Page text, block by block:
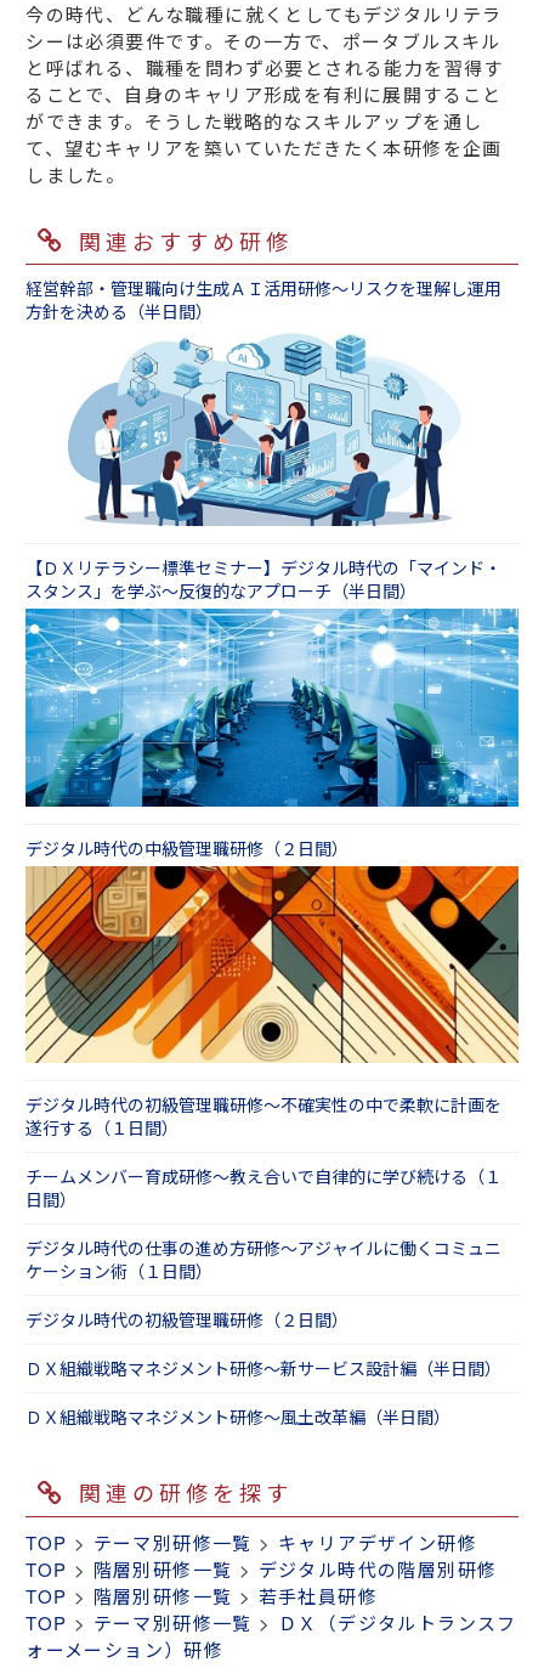
今の時代、どんな職種に就くとしてもデジタルリテラ
シーは必須要件です。その一方で、ポータブルスキル
と呼ばれる、職種を問わず必要とされる能力を習得す
ることで、自身のキャリア形成を有利に展開すること
ができます。そうした戦略的なスキルアップを通し
て、望むキャリアを築いていただきたく本研修を企画
しました。
関連おすすめ研修
経営幹部・管理職向け生成ＡＩ活用研修～リスクを理解し運用
方針を決める（半日間）
【ＤＸリテラシー標準セミナー】デジタル時代の「マインド・
スタンス」を学ぶ～反復的なアプローチ（半日間）
デジタル時代の中級管理職研修（２日間）
デジタル時代の初級管理職研修～不確実性の中で柔軟に計画を
遂行する（１日間）
チームメンバー育成研修～教え合いで自律的に学び続ける（１
日間）
デジタル時代の仕事の進め方研修～アジャイルに働くコミュニ
ケーション術（１日間）
デジタル時代の初級管理職研修（２日間）
ＤＸ組織戦略マネジメント研修～新サービス設計編（半日間）
ＤＸ組織戦略マネジメント研修～風土改革編（半日間）
関連の研修を探す
TOP > テーマ別研修一覧 > キャリアデザイン研修
TOP > 階層別研修一覧 > デジタル時代の階層別研修
TOP > 階層別研修一覧 > 若手社員研修
TOP > テーマ別研修一覧 > ＤＸ（デジタルトランスフ
ォーメーション）研修